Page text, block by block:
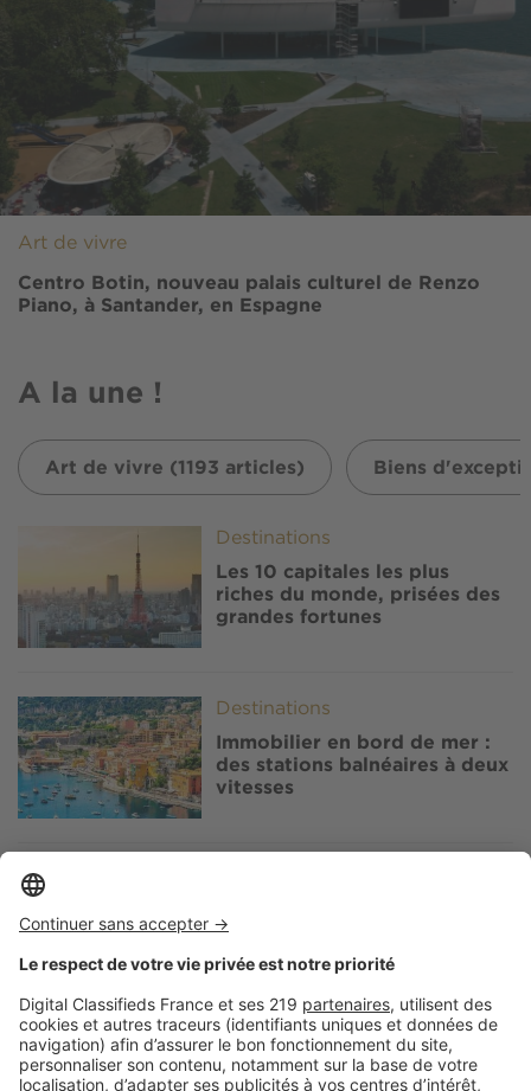
Art de vivre
Centro Botin, nouveau palais culturel de Renzo
Piano, à Santander, en Espagne
A la une !
Art de vivre (1193 articles) Biens
Destinations
Les 10 capitales les plus
riches du monde, prisées des
grandes fortunes
Image Destinations
Immobilier en bord de mer :
des stations balnéaires à deux
vitesses
Image
Vie de milliardaires : zoom sur
Image Destinations
Alpes françaises : le chalet de